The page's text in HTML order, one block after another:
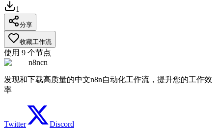
1
分享
收藏工作流
使用 9 个节点
n8ncn
发现和下载高质量的中文n8n自动化工作流，提升您的工作效
率
Twitter Discord